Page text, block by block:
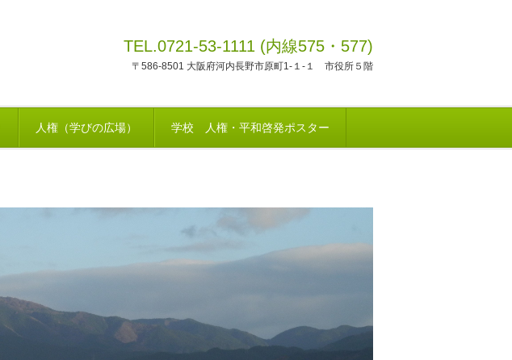
TEL.0721-53-1111 (内線575・577)
〒586-8501 大阪府河内長野市原町1-１-１ 市役所５階
人権（学びの広場） 学校 人権・平和啓発ポスター